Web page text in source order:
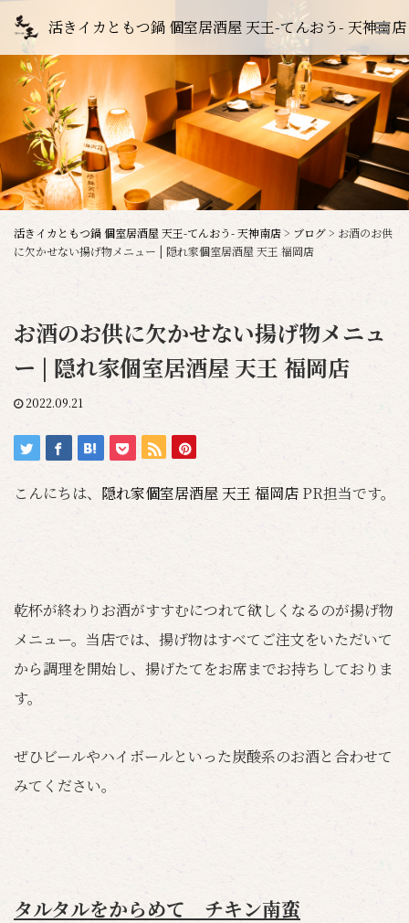
活きイカともつ鍋 個室居酒屋 天王-てんおう- 天神南店
活きイカともつ鍋 個室居酒屋 天王-てんおう- 天神南店> ブログ> お酒のお供
に欠かせない揚げ物メニュー | 隠れ家個室居酒屋 天王 福岡店
お酒のお供に欠かせない揚げ物メニュ
ー | 隠れ家個室居酒屋 天王 福岡店
2022.09.21
こんにちは、 隠れ家個室居酒屋 天王 福岡店 PR担当です。
乾杯が終わりお酒がすすむにつれて欲しくなるのが揚げ物
メニュー。当店では、揚げ物はすべてご注文をいただいて
から調理を開始し、揚げたてをお席までお持ちしておりま
す。
ぜひビールやハイボールといった炭酸系のお酒と合わせて
みてください。
タルタルをからめて チキン南蛮